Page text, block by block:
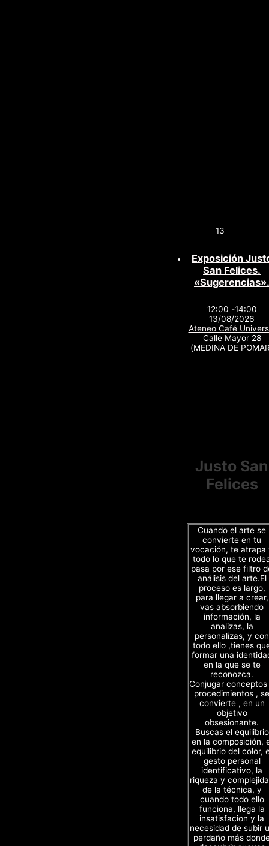
13
Exposición
San Felices.
«Sugerencias».
12:00 -14:00
13/08/2026
Ateneo Café
Calle Mayor 28
(MEDINA DE
Justo San
Felices
Cuando el arte se
convierte en tu
vocación, te atrapa
todo lo que te
pasa por ese filtro
análisis del arte.El
proceso es largo,
para llegar a crear,
vas absorbiendo
información, la
analizas, la
personalizas, y con
todo ello ,tienes
formar una
en la que se te
reconozca.
Conjugar
procedimientos , se
convierte , en un
objetivo
obsesionante.
Buscas el equilibrio
en la composición,
equilibrio del color,
gesto personal
identificativo, la
riqueza y
de la técnica, y
cuando todo ello
funciona, llega la
insatisfacion y la
necesidad de subir
perdaño más